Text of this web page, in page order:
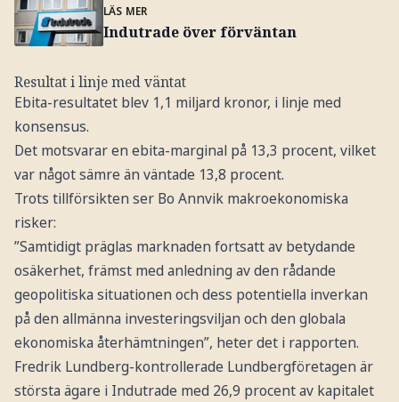
LÄS MER
Indutrade över förväntan
Resultat i linje med väntat
Ebita-resultatet blev 1,1 miljard kronor, i linje med
konsensus.
Det motsvarar en ebita-marginal på 13,3 procent, vilket
var något sämre än väntade 13,8 procent.
Trots tillförsikten ser Bo Annvik makroekonomiska
risker:
”Samtidigt präglas marknaden fortsatt av betydande
osäkerhet, främst med anledning av den rådande
geopolitiska situationen och dess potentiella inverkan
på den allmänna investeringsviljan och den globala
ekonomiska återhämtningen”, heter det i rapporten.
Fredrik Lundberg-kontrollerade Lundbergföretagen är
största ägare i Indutrade med 26,9 procent av kapitalet